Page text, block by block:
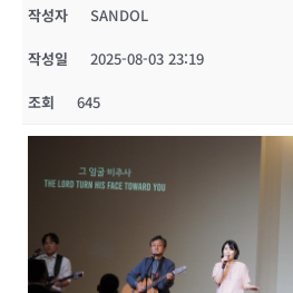
작성자 SANDOL
작성일 2025-08-03 23:19
조회 645